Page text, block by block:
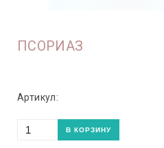
ПСОРИАЗ
Артикул: